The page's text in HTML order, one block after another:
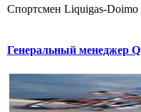
Cпортсмен Liquigas-
Генеральный менеджер